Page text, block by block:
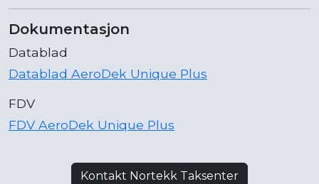
Dokumentasjon
Datablad
Datablad AeroDek Unique Plus
FDV
FDV AeroDek Unique Plus
Kontakt Nortekk Taksenter